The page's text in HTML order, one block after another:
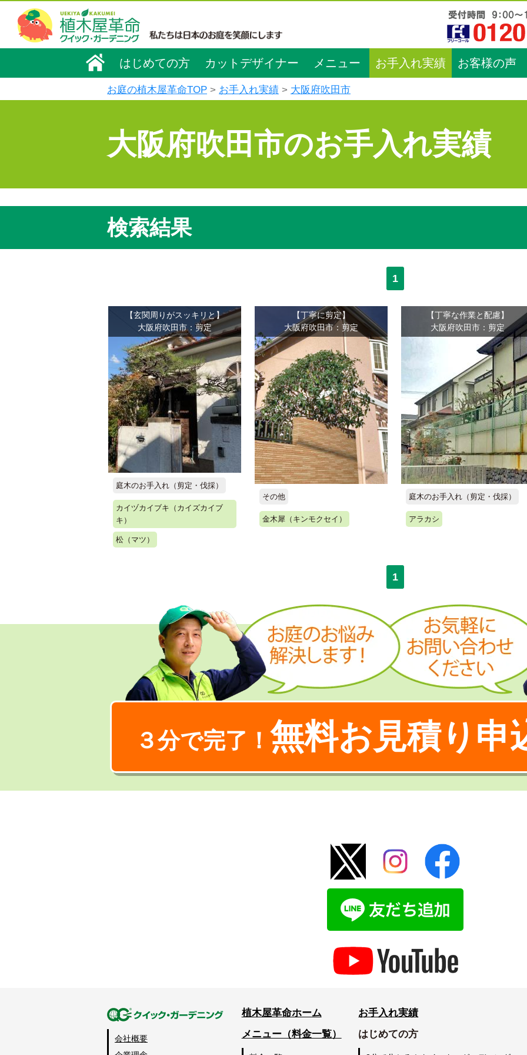
はじめての方 カットデザイナー メニュー お手入れ実績 お客様の声
お庭の植木屋革命TOP お手入れ実績 大阪府吹田市
大阪府吹田市のお手入れ実績
検索結果
1
【玄関周りがスッキリと】
大阪府吹田市：剪定
庭木のお手入れ（剪定・伐採）
カイヅカイブキ（カイズカイブ
キ）
松（マツ）
【丁寧に剪定】
大阪府吹田市：剪定
その他
金木犀（キンモクセイ）
【丁寧な作業と配慮】
大阪府吹田市：剪定
庭木のお手入れ（剪定・伐採）
アラカシ
1
３分で完了！ 無料お見積り申
会社概要
植木屋革命ホーム
メニュー（料金一覧）
お手入れ実績
はじめての方